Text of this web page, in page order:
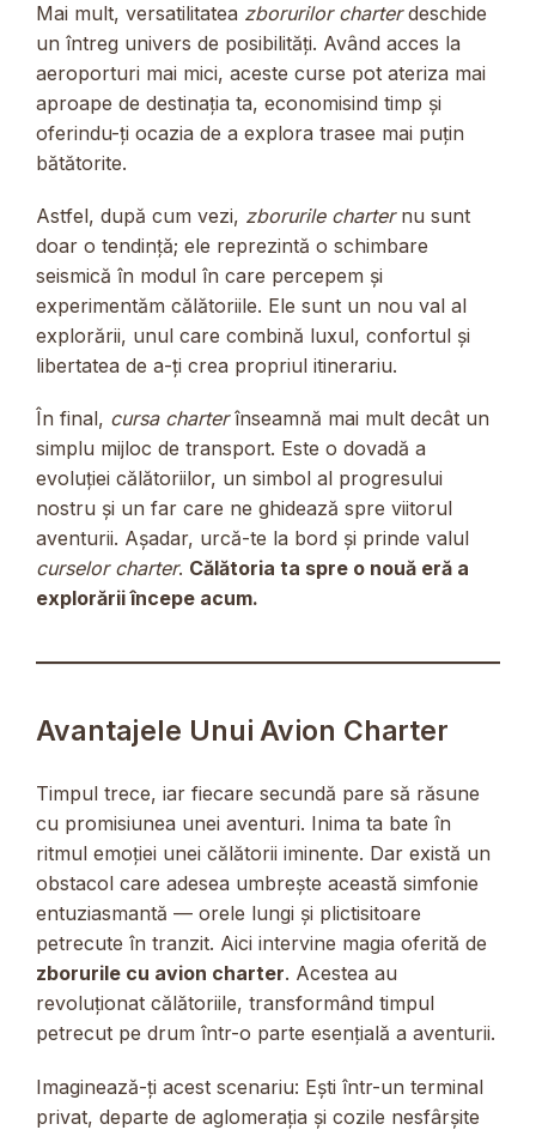
Mai mult, versatilitatea zborurilor charterdeschide
un întreg univers de posibilități. Având acces la
aeroporturi mai mici, aceste curse pot ateriza mai
aproape de destinația ta, economisind timp și
oferindu-ți ocazia de a explora trasee mai puțin
bătătorite.
Astfel, după cum vezi, zborurile charternu sunt
doar o tendință; ele reprezintă o schimbare
seismică în modul în care percepem și
experimentăm călătoriile. Ele sunt un nou val al
explorării, unul care combină luxul, confortul și
libertatea de a-ți crea propriul itinerariu.
În final, cursa charterînseamnă mai mult decât un
simplu mijloc de transport. Este o dovadă a
evoluției călătoriilor, un simbol al progresului
nostru și un far care ne ghidează spre viitorul
aventurii. Așadar, urcă-te la bord și prinde valul
curselor charter. Călătoria ta spre o nouă eră a
explorării începe acum.
Avantajele Unui Avion Charter
Timpul trece, iar fiecare secundă pare să răsune
cu promisiunea unei aventuri. Inima ta bate în
ritmul emoției unei călătorii iminente. Dar există un
obstacol care adesea umbrește această simfonie
entuziasmantă — orele lungi și plictisitoare
petrecute în tranzit. Aici intervine magia oferită de
zborurile cu avion charter. Acestea au
revoluționat călătoriile, transformând timpul
petrecut pe drum într-o parte esențială a aventurii.
Imaginează-ți acest scenariu: Ești într-un terminal
privat, departe de aglomerația și cozile nesfârșite